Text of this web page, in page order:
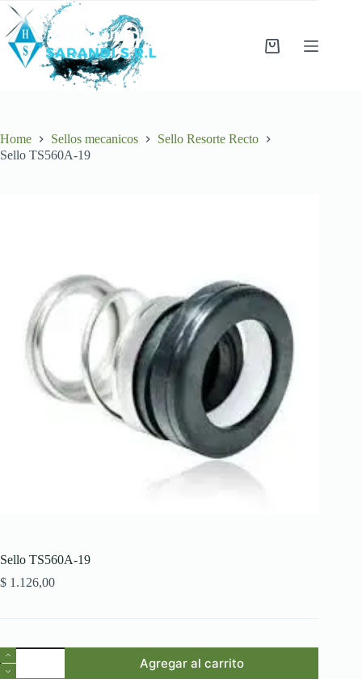
Skip
content
Shopping
Home Sellos mecanicos
Sello Resorte Recto
Sello TS560A-19
Sello TS560A-19
$ 1.126,00
Sello
TS560A-
Agregar al carrito